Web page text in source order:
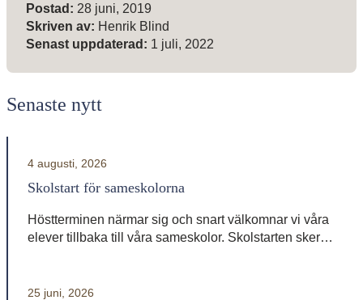
Meta-information
Postad: 28 juni, 2019
Skriven av: Henrik Blind
Senast uppdaterad: 1 juli, 2022
Senaste nytt
4 augusti, 2026
Skolstart för sameskolorna
Höstterminen närmar sig och snart välkomnar vi våra
elever tillbaka till våra sameskolor. Skolstarten sker
Váhtjer 18 augusti Jåhkåmåhkke 20 augusti
25 juni, 2026